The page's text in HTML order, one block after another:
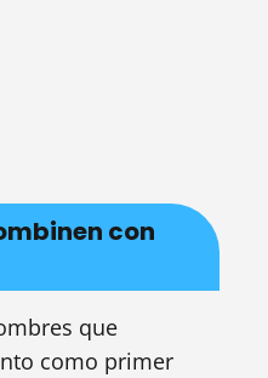
con
que
como primer